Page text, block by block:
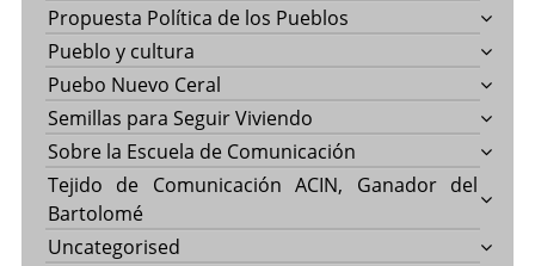
Propuesta Política de los Pueblos
Pueblo y cultura
Puebo Nuevo Ceral
Semillas para Seguir Viviendo
Sobre la Escuela de Comunicación
Tejido de Comunicación ACIN, Ganador del
Bartolomé
Uncategorised